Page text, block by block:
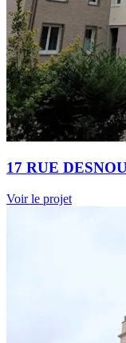
17 RUE
Voir le projet